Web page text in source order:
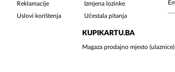
Reklamacije
Uslovi korištenja
Izmjena lozinke
Učestala pitanja
KUPIKARTU.BA
Magaza prodajno mjesto (ulaznice)